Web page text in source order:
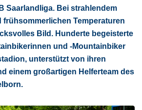
Saarlandliga. Bei strahlendem
Temperaturen
Bild. Hunderte begeisterte
und -Mountainbiker
unterstützt von ihren
einem großartigen Helferteam des